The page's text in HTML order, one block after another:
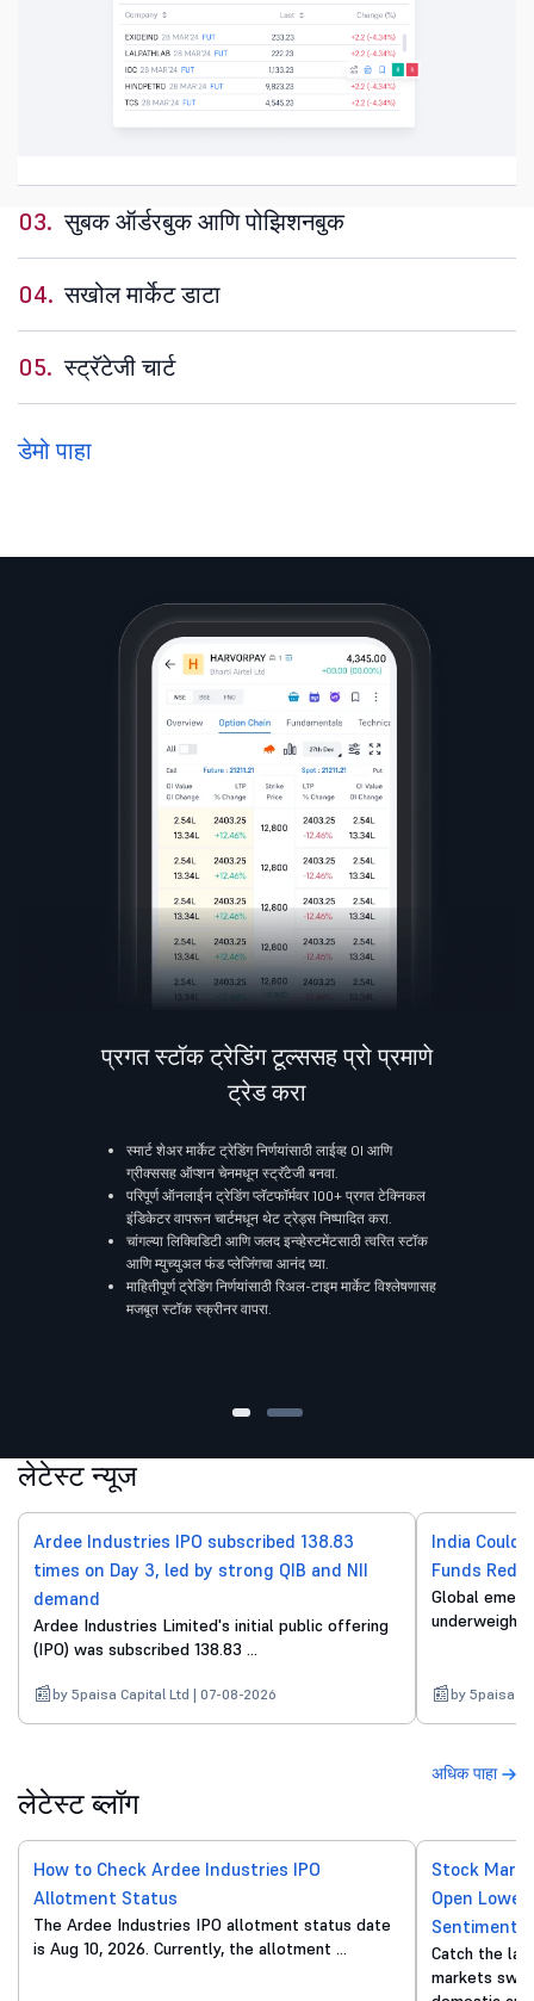
03. सुबक ऑर्डरबुक आणि पोझिशनबुक
04. सखोल मार्केट डाटा
05. स्ट्रॅटेजी चार्ट
डेमो पाहा
प्रगत स्टॉक ट्रेडिंग टूल्ससह प्रो प्रमाणे
ट्रेड करा
स्मार्ट शेअर मार्केट ट्रेडिंग निर्णयांसाठी लाईव्ह OI आणि
ग्रीक्ससह ऑप्शन चेनमधून स्ट्रॅटेजी बनवा.
परिपूर्ण ऑनलाईन ट्रेडिंग प्लॅटफॉर्मवर 100+ प्रगत टेक्निकल
इंडिकेटर वापरून चार्टमधून थेट ट्रेड्स निष्पादित करा.
चांगल्या लिक्विडिटी आणि जलद इन्व्हेस्टमेंटसाठी त्वरित स्टॉक
आणि म्युच्युअल फंड प्लेजिंगचा आनंद घ्या.
माहितीपूर्ण ट्रेडिंग निर्णयांसाठी रिअल-टाइम मार्केट विश्लेषणासह
मजबूत स्टॉक स्क्रीनर वापरा.
लेटेस्ट न्यूज
Ardee Industries IPO subscribed 138.83
times on Day 3, led by strong QIB and NII
demand
Ardee Industries Limited's initial public offering
(IPO) was subscribed 138.83 ...
by 5paisa Capital Ltd | 07-08-2026
India Could
Funds
Global
underweight
by 5paisa
अधिक पाहा
लेटेस्ट ब्लॉग
How to Check Ardee Industries IPO
Allotment Status
The Ardee Industries IPO allotment status date
is Aug 10, 2026. Currently, the allotment ...
Stock
Open
Sentiment
Catch the
markets